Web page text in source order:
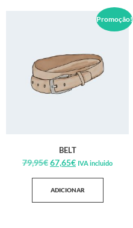
Promoção!
BELT
79,95€67,65€ IVA incluido
ADICIONAR